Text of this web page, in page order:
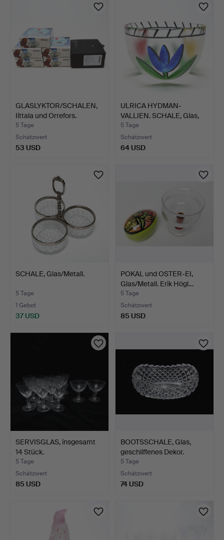
GLASLYKTOR/SCHALEN,
Iittala und Orrefors.
5 Tage
Schätzwert
53 USD
ULRICA HYDMAN-
VALLIEN. SCHALE, Glas,
Kosta…
5 Tage
Schätzwert
64 USD
SCHALE, Glas/Metall.
5 Tage
1 Gebot
37 USD
POKAL und OSTER-EI,
Glas/Metall. Erik Högl…
5 Tage
Schätzwert
85 USD
SERVISGLAS, insgesamt
14 Stück.
5 Tage
Schätzwert
85 USD
BOOTSSCHALE, Glas,
geschliffenes Dekor.
5 Tage
Schätzwert
74 USD